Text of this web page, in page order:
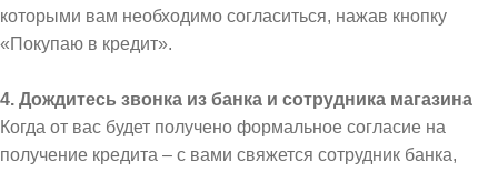
которыми вам необходимо согласиться, нажав кнопку
«Покупаю в кредит».
4. Дождитесь звонка из банка и сотрудника магазина
Когда от вас будет получено формальное согласие на
получение кредита – с вами свяжется сотрудник банка,